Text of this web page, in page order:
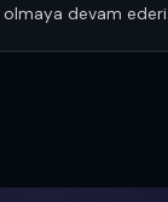
devam